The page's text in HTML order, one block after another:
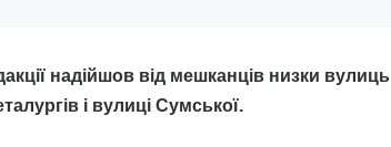
надійшов від мешканців низки вулиць
і вулиці Сумської.